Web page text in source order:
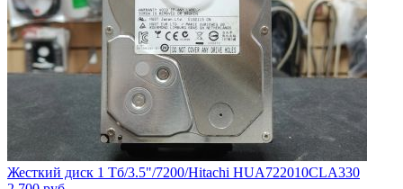
Жесткий диск 1 Тб/3.5"/7200/Hitachi HUA722010CLA330